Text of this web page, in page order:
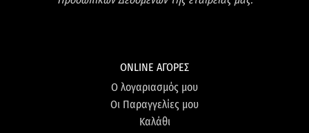
ONLINE ΑΓΟΡΕΣ
Ο λογαριασμός μου
Οι Παραγγελίες μου
Καλάθι